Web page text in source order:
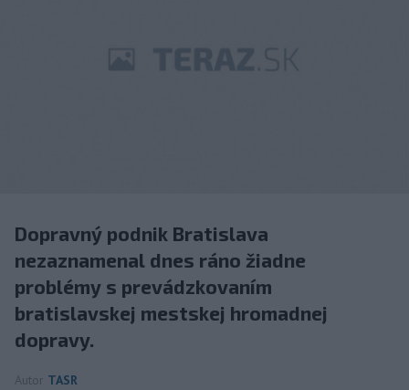
Dopravný podnik Bratislava
nezaznamenal dnes ráno žiadne
problémy s prevádzkovaním
bratislavskej mestskej hromadnej
dopravy.
Autor TASR